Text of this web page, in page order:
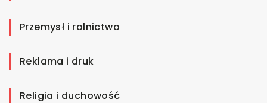
Przemysł i rolnictwo
Reklama i druk
Religia i duchowość